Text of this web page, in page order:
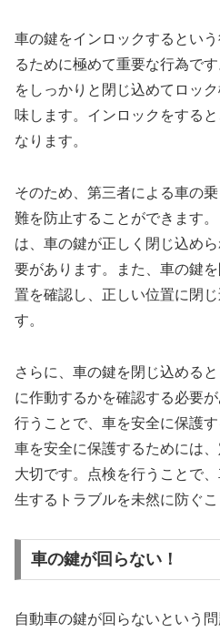
車の鍵をインロックするとい
るために極めて重要な行為で
をしっかりと閉じ込めてロッ
味します。インロックをする
なります。
そのため、第三者による車の
難を防止することができます
は、車の鍵が正しく閉じ込め
要があります。また、車の鍵
置を確認し、正しい位置に閉
す。
さらに、車の鍵を閉じ込める
に作動するかを確認する必要
行うことで、車を安全に保護
車を安全に保護するためには
大切です。点検を行うことで
生するトラブルを未然に防ぐこ
車の鍵が回らない！
自動車の鍵が回らないという